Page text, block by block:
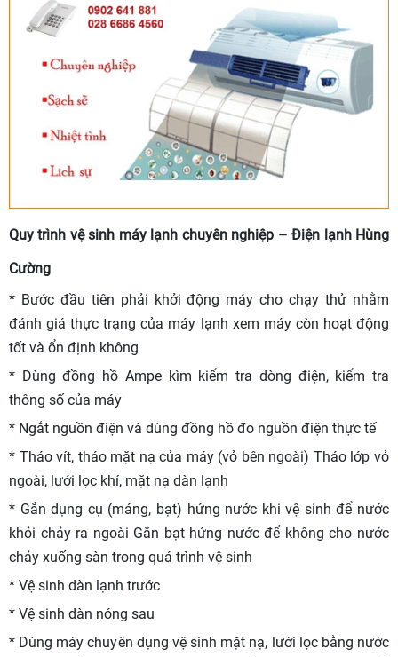
Quy trình vệ sinh máy lạnh chuyên nghiệp – Điện lạnh Hùng
Cường
* Bước đầu tiên phải khởi động máy cho chạy thử nhằm
đánh giá thực trạng của máy lạnh xem máy còn hoạt động
tốt và ổn định không
* Dùng đồng hồ Ampe kìm kiểm tra dòng điện, kiểm tra
thông số của máy
* Ngắt nguồn điện và dùng đồng hồ đo nguồn điện thực tế
* Tháo vít, tháo mặt nạ của máy (vỏ bên ngoài) Tháo lớp vỏ
ngoài, lưới lọc khí, mặt nạ dàn lạnh
* Gắn dụng cụ (máng, bạt) hứng nước khi vệ sinh để nước
khỏi chảy ra ngoài Gắn bạt hứng nước để không cho nước
chảy xuống sàn trong quá trình vệ sinh
* Vệ sinh dàn lạnh trước
* Vệ sinh dàn nóng sau
* Dùng máy chuyên dụng vệ sinh mặt nạ, lưới lọc bằng nước